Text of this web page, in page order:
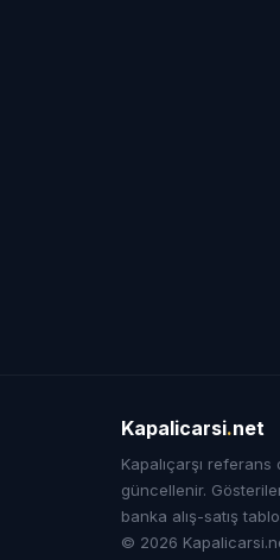
Kapalicarsi.net
Kapalıçarşı
güncellenir.
banka alış-satış
© 2026